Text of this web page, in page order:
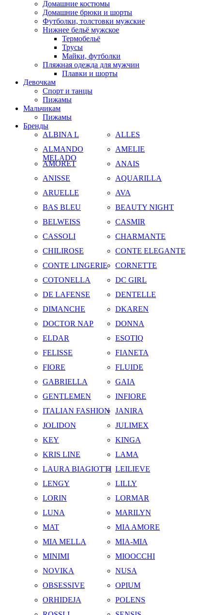
Домашние костюмы
Домашние брюки и шорты
Футболки, толстовки мужские
Нижнее бельё мужское
Термобельё
Трусы
Майки, футболки
Пляжная одежда для мужчин
Плавки и шорты
Девочкам
Спорт и танцы
Пижамы
Мальчикам
Пижамы
Бренды
ALBINA L
ALLES
ALMANDO
MELADO
AMELIE
AMORET
ANAIS
ANISSE
AQUARILLA
ARUELLE
AVA
BAS BLEU
BEAUTY NIGHT
BELWEISS
CASMIR
CASSOLI
CHARMANTE
CHILIROSE
CONTE ELEGANTE
CONTE LINGERIE
CORNETTE
COTONELLA
DC GIRL
DE LAFENSE
DENTELLE
DIMANCHE
DKAREN
DOCTOR NAP
DONNA
ELDAR
ESOTIQ
FELISSE
FIANETA
FIORE
FLUIDE
GABRIELLA
GAIA
GENTLEMEN
INFIORE
ITALIAN FASHION
JANIRA
JOLIDON
JULIMEX
KEY
KINGA
KRIS LINE
LAMA
LAURA BIAGIOTTI LEILIEVE
LENGY
LILLY
LORIN
LORMAR
LUNA
MARILYN
MAT
MIA AMORE
MIA MELLA
MIA-MIA
MINIMI
MIOOCCHI
NOVIKA
NUSA
OBSESSIVE
OPIUM
ORHIDEJA
POLENS